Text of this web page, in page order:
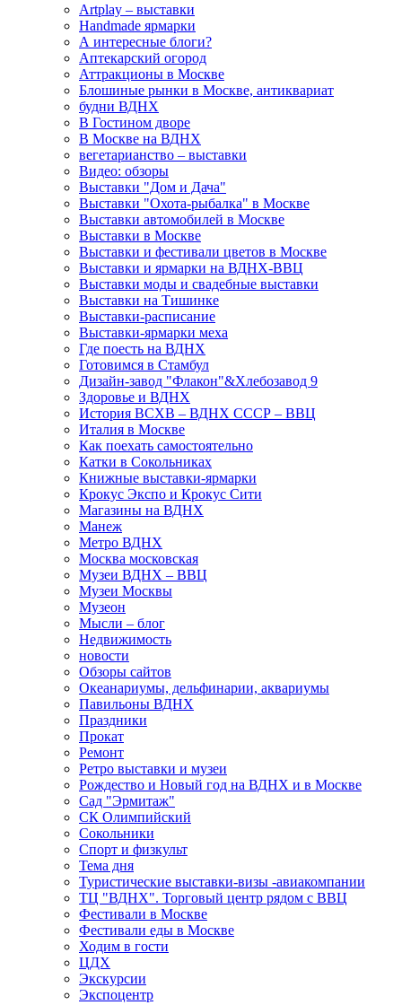
Artplay – выставки
Handmade ярмарки
А интересные блоги?
Аптекарский огород
Аттракционы в Москве
Блошиные рынки в Москве, антиквариат
будни ВДНХ
В Гостином дворе
В Москве на ВДНХ
вегетарианство – выставки
Видео: обзоры
Выставки "Дом и Дача"
Выставки "Охота-рыбалка" в Москве
Выставки автомобилей в Москве
Выставки в Москве
Выставки и фестивали цветов в Москве
Выставки и ярмарки на ВДНХ-ВВЦ
Выставки моды и свадебные выставки
Выставки на Тишинке
Выставки-расписание
Выставки-ярмарки меха
Где поесть на ВДНХ
Готовимся в Стамбул
Дизайн-завод "Флакон"&Хлебозавод 9
Здоровье и ВДНХ
История ВСХВ – ВДНХ СССР – ВВЦ
Италия в Москве
Как поехать самостоятельно
Катки в Сокольниках
Книжные выставки-ярмарки
Крокус Экспо и Крокус Сити
Магазины на ВДНХ
Манеж
Метро ВДНХ
Москва московская
Музеи ВДНХ – ВВЦ
Музеи Москвы
Музеон
Мысли – блог
Недвижимость
новости
Обзоры сайтов
Океанариумы, дельфинарии, аквариумы
Павильоны ВДНХ
Праздники
Прокат
Ремонт
Ретро выставки и музеи
Рождество и Новый год на ВДНХ и в Москве
Сад "Эрмитаж"
СК Олимпийский
Сокольники
Спорт и физкульт
Тема дня
Туристические выставки-визы -авиакомпании
ТЦ "ВДНХ". Торговый центр рядом с ВВЦ
Фестивали в Москве
Фестивали еды в Москве
Ходим в гости
ЦДХ
Экскурсии
Экспоцентр